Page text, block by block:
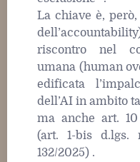
La chiave è,
riscontro nel
umana (human
edificata
dell’AI in ambito
ma anche art.
(art. 1-bis d.lgs.
132/2025) .